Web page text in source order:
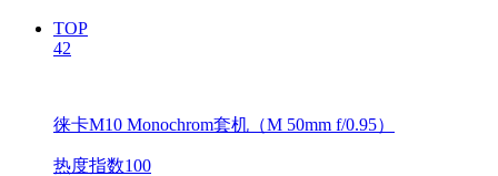
TOP
42
徕卡M10 Monochrom套机（M 50mm f/0.95）
热度指数100